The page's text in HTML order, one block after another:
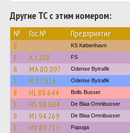
Другие ТС с этим номером:
№ Гос.№ Предприятие
8 KS København
8 A 1208 FS
8 MA 80 097 Odense Bytrafik
8 M 17 816 Odense Bytrafik
8 HL 88 644 Bolls Busser
8 HS 88 604 De Blaa Omnibusser
8 MJ 94 269 De Blaa Omnibusser
8 HV 89 715 Papuga